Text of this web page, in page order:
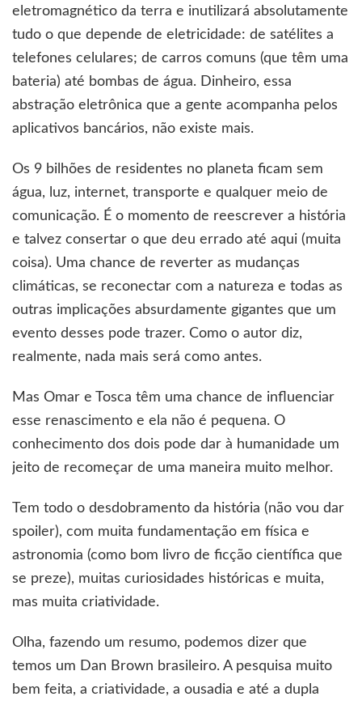
eletromagnético da terra e inutilizará absolutamente
tudo o que depende de eletricidade: de satélites a
telefones celulares; de carros comuns (que têm uma
bateria) até bombas de água. Dinheiro, essa
abstração eletrônica que a gente acompanha pelos
aplicativos bancários, não existe mais.
Os 9 bilhões de residentes no planeta ficam sem
água, luz, internet, transporte e qualquer meio de
comunicação. É o momento de reescrever a história
e talvez consertar o que deu errado até aqui (muita
coisa). Uma chance de reverter as mudanças
climáticas, se reconectar com a natureza e todas as
outras implicações absurdamente gigantes que um
evento desses pode trazer. Como o autor diz,
realmente, nada mais será como antes.
Mas Omar e Tosca têm uma chance de influenciar
esse renascimento e ela não é pequena. O
conhecimento dos dois pode dar à humanidade um
jeito de recomeçar de uma maneira muito melhor.
Tem todo o desdobramento da história (não vou dar
spoiler), com muita fundamentação em física e
astronomia (como bom livro de ficção científica que
se preze), muitas curiosidades históricas e muita,
mas muita criatividade.
Olha, fazendo um resumo, podemos dizer que
temos um Dan Brown brasileiro. A pesquisa muito
bem feita, a criatividade, a ousadia e até a dupla